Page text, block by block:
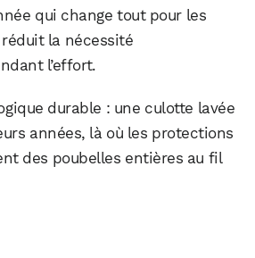
qui change tout pour les
la nécessité
l’effort.
durable : une culotte lavée
années, là où les protections
des poubelles entières au fil